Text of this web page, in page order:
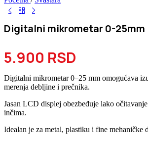
Digitalni mikrometar 0-25mm
5.900 RSD
Digitalni mikrometar 0–25 mm omogućava
merenja debljine i prečnika.
Jasan LCD displej obezbeđuje lako
inčima.
Idealan je za metal, plastiku i fine mehaničke